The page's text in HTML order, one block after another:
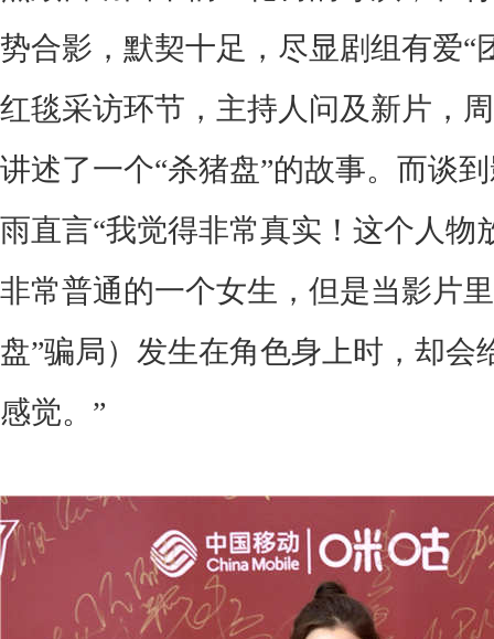
势合影，默契十足，尽显剧组有爱“
红毯采访环节 ， 主持人问及新片 ，
讲述了一个“杀猪盘”的故事。 而谈
雨直言“我觉得非常真实 ！ 这个人物
非常普通的一个女生 ， 但是当影片
盘”骗局） 发生在角色身上时 ， 却会
感觉。”